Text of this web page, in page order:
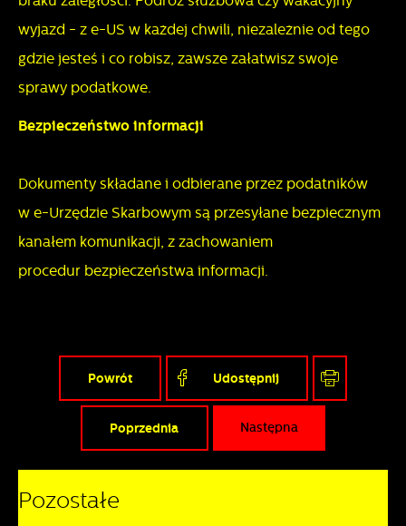
wyjazd - z e-US w każdej chwili, niezależnie od tego
gdzie jesteś i co robisz, zawsze załatwisz swoje
sprawy podatkowe.
Bezpieczeństwo informacji
Dokumenty składane i odbierane przez podatników
w e-Urzędzie Skarbowym są przesyłane bezpiecznym
kanałem komunikacji, z zachowaniem
procedur bezpieczeństwa informacji.
Powrót Udostępnij
Poprzednia Następna
Pozostałe